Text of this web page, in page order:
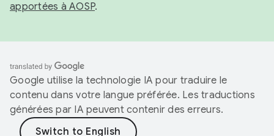
apportées à AOSP.
Google utilise la technologie IA pour traduire le
contenu dans votre langue préférée. Les traductions
générées par IA peuvent contenir des erreurs.